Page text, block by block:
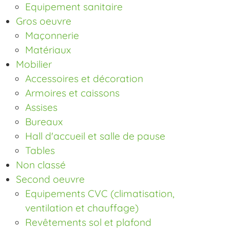
Equipement sanitaire
Gros oeuvre
Maçonnerie
Matériaux
Mobilier
Accessoires et décoration
Armoires et caissons
Assises
Bureaux
Hall d'accueil et salle de pause
Tables
Non classé
Second oeuvre
Equipements CVC (climatisation,
ventilation et chauffage)
Revêtements sol et plafond